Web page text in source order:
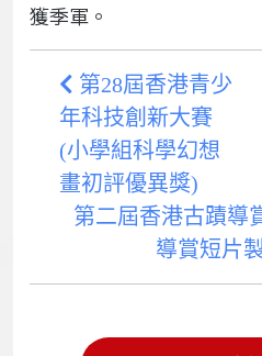
獲季軍。
第28屆香港青少
年科技創新大賽
(小學組科學幻想
畫初評優異獎)
第二屆香港古蹟導
導賞短片